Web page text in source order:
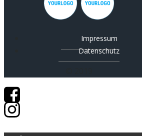
Impressum
Datenschutz